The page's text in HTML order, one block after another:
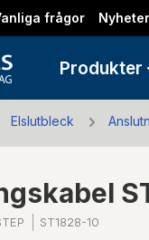
frågor Nyheter
Produkter
Elslutbleck
ST1828-10